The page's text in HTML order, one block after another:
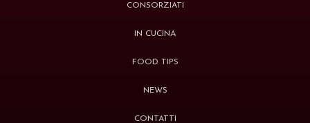
CONSORZIATI
IN CUCINA
FOOD TIPS
NEWS
CONTATTI